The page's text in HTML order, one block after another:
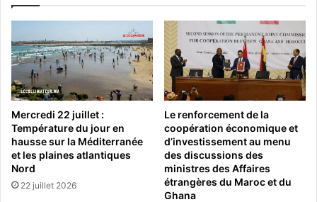
Mercredi 22 juillet :
Température du jour en
hausse sur la Méditerranée
et les plaines atlantiques
Nord
22 juillet 2026
Le renforcement de la
coopération économique et
d’investissement au menu
des discussions des
ministres des Affaires
étrangères du Maroc et du
Ghana